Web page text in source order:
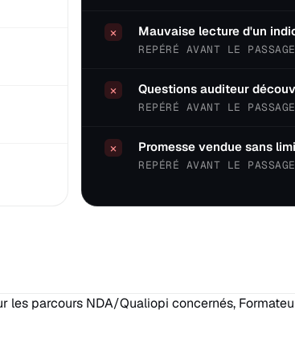
× Mauvaise lecture d'un
REPÉRÉ AVANT LE
× Questions auditeur
REPÉRÉ AVANT LE
× Promesse vendue sans
REPÉRÉ AVANT LE
les parcours NDA/Qualiopi concernés,